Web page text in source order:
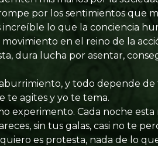
por los sentimientos que
increíble lo que la conciencia
en el reino de la
dura lucha por asentar,
y todo depende
te agites y yo te tema.
experimento. Cada noche esta
sin tus galas, casi no te
es protesta, nada de lo